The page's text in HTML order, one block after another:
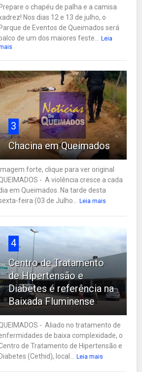
Prepare o chapéu de palha e a camisa
Nos dias 12 e 13 de julho, o
Parque de Eventos de Queimados será
de um dos maiores feste...
Leia
3
Chacina em Queimados
Imagem forte, clique para ver original
- A violência cresce a cada
em Queimados. Na tarde desta
feira (03 de Julho...
Leia mais
4
Centro de Tratamento
de Hipertensão e
Diabetes é referência na
Baixada Fluminense
- Aliado no tratamento de
de baixa complexidade, o
de Tratamento de Hipertensão e
Diabetes (Cethid), local...
Leia mais